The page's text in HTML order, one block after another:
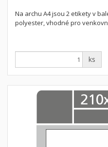
Na archu A4 jsou 2 etikety v
polyester, vhodné pro
ks